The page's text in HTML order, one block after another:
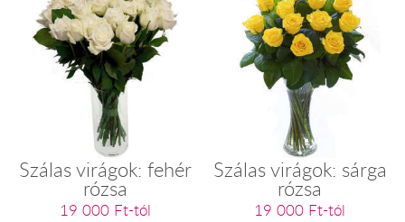
Szálas virágok: fehér
rózsa
19 000 Ft-tól
Szálas virágok: sárga
rózsa
19 000 Ft-tól